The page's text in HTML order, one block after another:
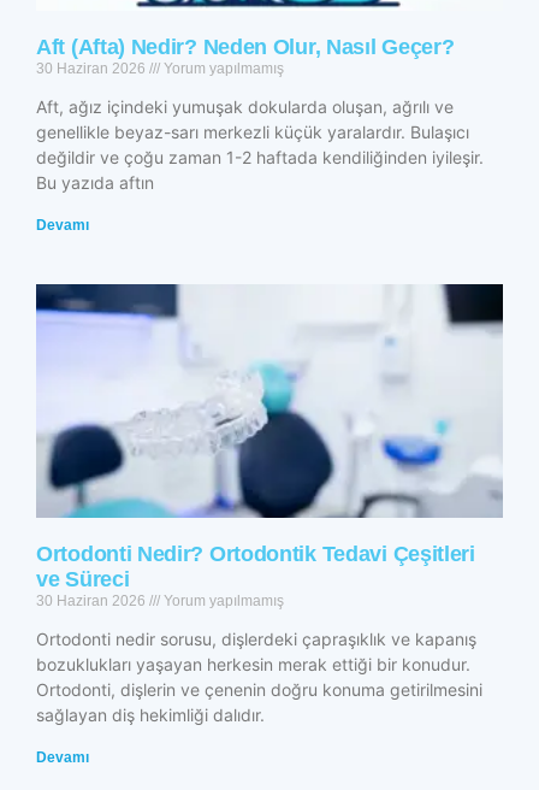
Aft (Afta) Nedir? Neden Olur, Nasıl Geçer?
30 Haziran 2026 Yorum yapılmamış
Aft, ağız içindeki yumuşak dokularda oluşan, ağrılı ve
genellikle beyaz-sarı merkezli küçük yaralardır. Bulaşıcı
değildir ve çoğu zaman 1-2 haftada kendiliğinden iyileşir.
Bu yazıda aftın
Devamı
Ortodonti Nedir? Ortodontik Tedavi Çeşitleri
ve Süreci
30 Haziran 2026 Yorum yapılmamış
Ortodonti nedir sorusu, dişlerdeki çapraşıklık ve kapanış
bozuklukları yaşayan herkesin merak ettiği bir konudur.
Ortodonti, dişlerin ve çenenin doğru konuma getirilmesini
sağlayan diş hekimliği dalıdır.
Devamı